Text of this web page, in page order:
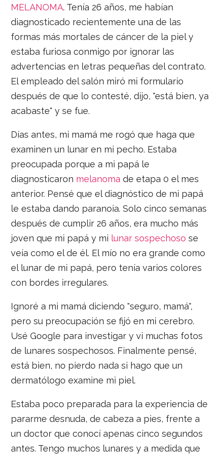
MELANOMA. Tenía 26 años, me habían
diagnosticado recientemente una de las
formas más mortales de cáncer de la piel y
estaba furiosa conmigo por ignorar las
advertencias en letras pequeñas del contrato.
El empleado del salón miró mi formulario
después de que lo contesté, dijo, "está bien, ya
acabaste" y se fue.
Días antes, mi mamá me rogó que haga que
examinen un lunar en mi pecho. Estaba
preocupada porque a mi papá le
diagnosticaron melanoma de etapa 0 el mes
anterior. Pensé que el diagnóstico de mi papá
le estaba dando paranoia. Solo cinco semanas
después de cumplir 26 años, era mucho más
joven que mi papá y mi lunar sospechoso se
veía como el de él. El mío no era grande como
el lunar de mi papá, pero tenía varios colores
con bordes irregulares.
Ignoré a mi mamá diciendo "seguro, mamá",
pero su preocupación se fijó en mi cerebro.
Usé Google para investigar y vi muchas fotos
de lunares sospechosos. Finalmente pensé,
está bien, no pierdo nada si hago que un
dermatólogo examine mi piel.
Estaba poco preparada para la experiencia de
pararme desnuda, de cabeza a pies, frente a
un doctor que conocí apenas cinco segundos
antes. Tengo muchos lunares y a medida que